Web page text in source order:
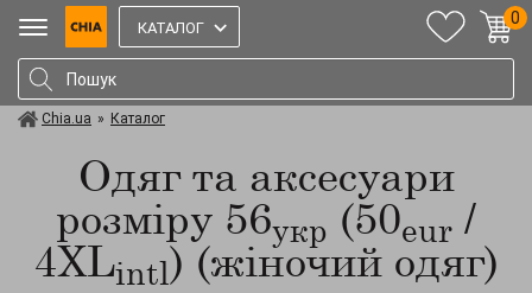
КАТАЛОГ
0
Chia.ua » Каталог
Одяг та аксесуари
розміру 56укр (50eur /
4XLintl) (жіночий одяг)